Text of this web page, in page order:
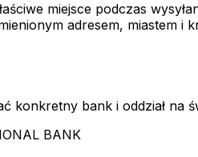
miejsce podczas
adresem, miastem
konkretny bank i oddział na
BANK